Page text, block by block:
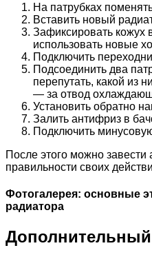
На патрубках
Вставить новый
Зафиксировать кожух
использовать новые
Подключить
Подсоединить два
перепутать, какой из
— за отвод
Установить обратно
Залить антифриз в
Подключить
После этого можно завести
правильности своих
Фотогалерея: основные
радиатора
Дополнительный